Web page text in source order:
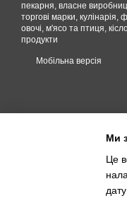
пекарня, власне
торгові марки, кулінарія,
овочі, м'ясо та птиця,
продукти
Мобільна версія
Ми
Це